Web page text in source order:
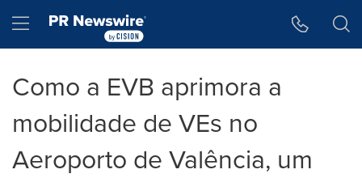
Hamburger menu
Como a EVB aprimora a
mobilidade de VEs no
Aeroporto de Valência, um